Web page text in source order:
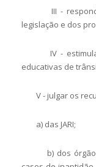
III - responder
legislação e dos
IV - estimular
educativas de
V - julgar os
a) das JARI;
b) dos órgãos